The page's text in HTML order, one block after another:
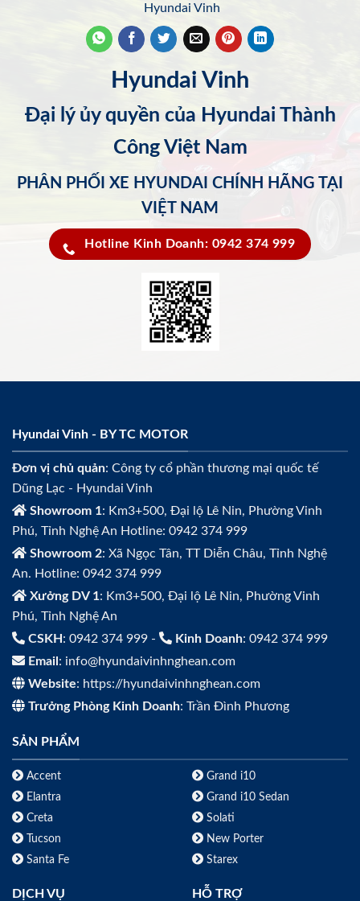
Hyundai Vinh
Hyundai Vinh
Đại lý ủy quyền của Hyundai Thành
Công Việt Nam
PHÂN PHỐI XE HYUNDAI CHÍNH HÃNG TẠI
VIỆT NAM
Hotline Kinh Doanh: 0942 374 999
Hyundai Vinh - BY TC MOTOR
Đơn vị chủ quản: Công ty cổ phần thương mại quốc tế
Dũng Lạc - Hyundai Vinh
Showroom 1: Km3+500, Đại lộ Lê Nin, Phường Vinh
Phú, Tỉnh Nghệ An Hotline: 0942 374 999
Showroom 2: Xã Ngọc Tân, TT Diễn Châu, Tỉnh Nghệ
An. Hotline: 0942 374 999
Xưởng DV 1: Km3+500, Đại lộ Lê Nin, Phường Vinh
Phú, Tỉnh Nghệ An
CSKH : 0942 374 999 - Kinh Doanh: 0942 374 999
Email : info@hyundaivinhnghean.com
Website: https://hyundaivinhnghean.com
Trưởng Phòng Kinh Doanh: Trần Đình Phương
SẢN PHẨM
Accent
Elantra
Creta
Tucson
Santa Fe
Grand i10
Grand i10 Sedan
Solati
New Porter
Starex
DỊCH VỤ HỖ TRỢ